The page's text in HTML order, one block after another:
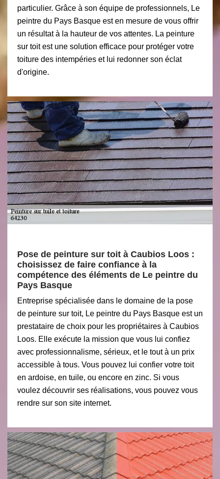
particulier. Grâce à son équipe de professionnels, Le
peintre du Pays Basque est en mesure de vous offrir
un résultat à la hauteur de vos attentes. La peinture
sur toit est une solution efficace pour protéger votre
toiture des intempéries et lui redonner son éclat
d'origine.
Pose de peinture sur toit à Caubios Loos :
choisissez de faire confiance à la
compétence des éléments de Le peintre du
Pays Basque
Entreprise spécialisée dans le domaine de la pose
de peinture sur toit, Le peintre du Pays Basque est un
prestataire de choix pour les propriétaires à Caubios
Loos. Elle exécute la mission que vous lui confiez
avec professionnalisme, sérieux, et le tout à un prix
accessible à tous. Vous pouvez lui confier votre toit
en ardoise, en tuile, ou encore en zinc. Si vous
voulez découvrir ses réalisations, vous pouvez vous
rendre sur son site internet.